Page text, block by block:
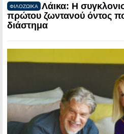
ΦΙΛΟΖΩΙΚΑ
Λάικα: Η
πρώτου ζωντανού όντος
διάστημα